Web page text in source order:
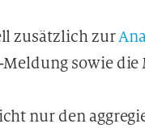
zusätzlich zur
sowie
nur den